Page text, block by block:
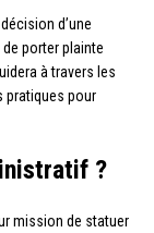
d’une
porter plainte
à travers les
pratiques pour
?
mission de statuer